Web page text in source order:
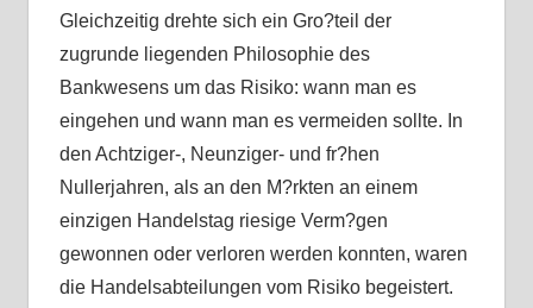
Gleichzeitig drehte sich ein Gro?teil der
zugrunde liegenden Philosophie des
Bankwesens um das Risiko: wann man es
eingehen und wann man es vermeiden sollte. In
den Achtziger-, Neunziger- und fr?hen
Nullerjahren, als an den M?rkten an einem
einzigen Handelstag riesige Verm?gen
gewonnen oder verloren werden konnten, waren
die Handelsabteilungen vom Risiko begeistert.